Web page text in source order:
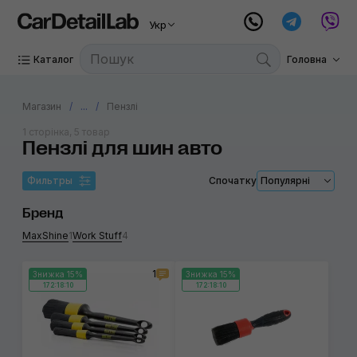
Укр
Каталог Головна
Магазин ... Пензлі
Пензлі для шин авто
1 сторінка, 5 товар
Фильтры Спочатку Популярні
Бренд
MaxShine1Work Stuff4
Знижка 15%
172:18:10
1 Знижка 15%
172:18:10